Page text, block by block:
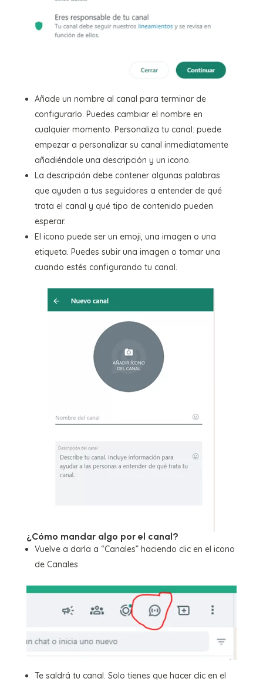
Añade un nombre al canal para terminar de
configurarlo. Puedes cambiar el nombre en
cualquier momento. Personaliza tu canal: puede
empezar a personalizar su canal inmediatamente
añadiéndole una descripción y un icono.
La descripción debe contener algunas palabras
que ayuden a tus seguidores a entender de qué
trata el canal y qué tipo de contenido pueden
esperar.
El icono puede ser un emoji, una imagen o una
etiqueta. Puedes subir una imagen o tomar una
cuando estés configurando tu canal.
¿Cómo mandar algo por el canal?
Vuelve a darla a “Canales” haciendo clic en el icono
de Canales.
Te saldrá tu canal. Solo tienes que hacer clic en el